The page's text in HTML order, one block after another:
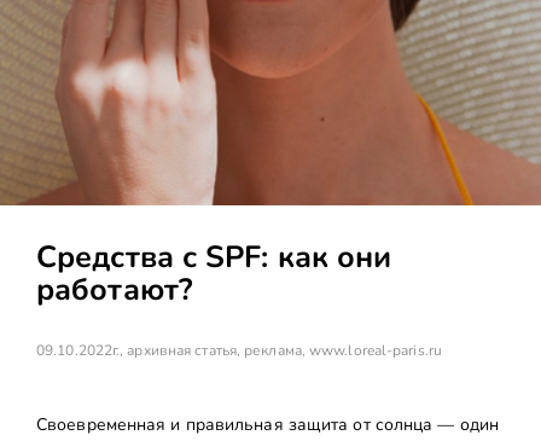
Средства с SPF: как они
работают?
09.10.2022г., архивная статья, реклама,www.loreal-paris.ru
Своевременная и правильная защита от солнца — один